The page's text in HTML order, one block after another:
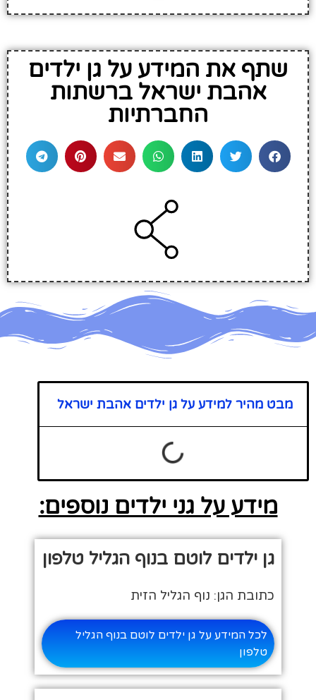
שתף את המידע על גן ילדים
אהבת ישראל ברשתות
החברתיות
מבט מהיר למידע על גן ילדים אהבת ישראל
מידע על גני ילדים נוספים:
גן ילדים לוטם בנוף הגליל טלפון
כתובת הגן: נוף הגליל הזית
לכל המידע על גן ילדים לוטם בנוף הגליל
טלפון